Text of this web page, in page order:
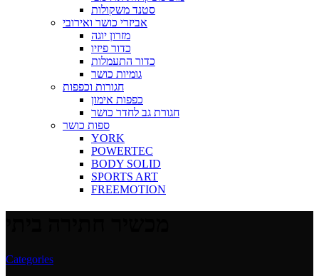
סטנד משקולות
אביזרי כושר ואירובי
מזרון יוגה
כדור פיזיו
כדור התעמלות
גומיות כושר
חגורות וכפפות
כפפות אימון
חגורת גב לחדר כושר
ספות כושר
YORK
POWERTEC
BODY SOLID
SPORTS ART
FREEMOTION
Categories